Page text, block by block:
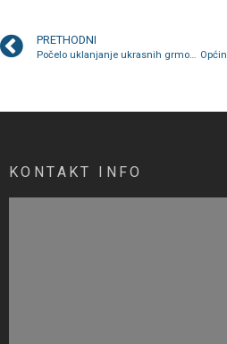
PRETHODNI
Počelo uklanjanje ukrasnih grmova i sadnja drvoreda
KONTAKT INFO